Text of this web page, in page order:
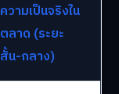
ความเป็นจริงใน
ตลาด (ระยะ
สั้น-กลาง)